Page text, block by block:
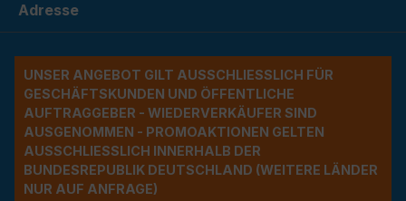
Adresse
UNSER ANGEBOT GILT AUSSCHLIESSLICH FÜR G
ESCHÄFTSKUNDEN UND ÖFFENTLICHE A
UFTRAGGEBER - WIEDERVERKÄUFER SIND A
USGENOMMEN - PROMOAKTIONEN GELTEN A
USSCHLIESSLICH INNERHALB DER BU
NDESREPUBLIK DEUTSCHLAND (WEITERE LÄNDER NU
R AUF ANFRAGE)